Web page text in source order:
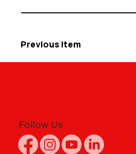
Previous Item
Follow Us